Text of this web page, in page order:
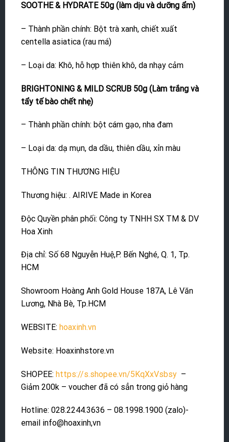
SOOTHE & HYDRATE 50g (làm dịu và dưỡng ẩm)
– Thành phần chính: Bột trà xanh, chiết xuất
centella asiatica (rau má)
– Loại da: Khô, hỗ hợp thiên khô, da nhạy cảm
BRIGHTONING & MILD SCRUB 50g (Làm trắng và
tẩy tế bào chết nhẹ)
– Thành phần chính: bột cám gạo, nha đam
– Loại da: dạ mụn, da dầu, thiên dầu, xỉn màu
THÔNG TIN THƯƠNG HIỆU
Thương hiệu: . AIRIVE Made in Korea
Độc Quyền phân phối: Công ty TNHH SX TM & DV
Hoa Xinh
Địa chỉ: Số 68 Nguyễn Huệ,P. Bến Nghé, Q. 1, Tp.
HCM
Showroom Hoàng Anh Gold House 187A, Lê Văn
Lương, Nhà Bè, Tp.HCM
WEBSITE: hoaxinh.vn
Website: Hoaxinhstore.vn
SHOPEE: https://s.shopee.vn/5KqXxVsbsy –
Giảm 200k – voucher đã có sẳn trong giỏ hàng
Hotline: 028.2244.3636 – 08.1998.1900 (zalo)-
email info@hoaxinh,vn